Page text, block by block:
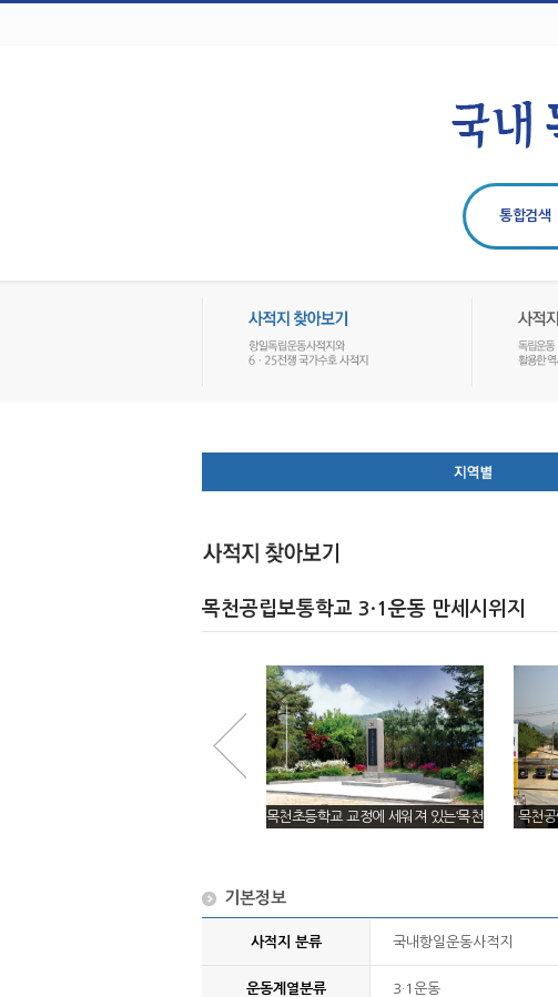
통합검색
목천공립보통학교 3·1운동 만세시위지
목천초등학교 교정에 세워져 있는‘목천
목천
기본정보
사적지 분류 국내항일운동사적지
운동계열분류 3·1운동